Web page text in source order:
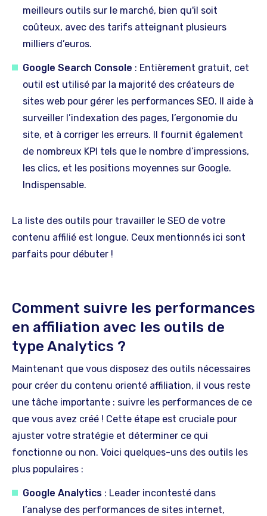
meilleurs outils sur le marché, bien qu'il soit
coûteux, avec des tarifs atteignant plusieurs
milliers d’euros.
Google Search Console : Entièrement gratuit, cet
outil est utilisé par la majorité des créateurs de
sites web pour gérer les performances SEO. Il aide à
surveiller l’indexation des pages, l’ergonomie du
site, et à corriger les erreurs. Il fournit également
de nombreux KPI tels que le nombre d’impressions,
les clics, et les positions moyennes sur Google.
Indispensable.
La liste des outils pour travailler le SEO de votre
contenu affilié est longue. Ceux mentionnés ici sont
parfaits pour débuter !
Comment suivre les performances
en affiliation avec les outils de
type Analytics ?
Maintenant que vous disposez des outils nécessaires
pour créer du contenu orienté affiliation, il vous reste
une tâche importante : suivre les performances de ce
que vous avez créé ! Cette étape est cruciale pour
ajuster votre stratégie et déterminer ce qui
fonctionne ou non. Voici quelques-uns des outils les
plus populaires :
Google Analytics : Leader incontesté dans
l’analyse des performances de sites internet,